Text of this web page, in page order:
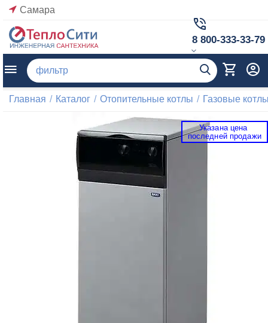
Самара
8 800-333-33-79
Главная / Каталог / Отопительные котлы / Газовые
Указана цена
последней продажи